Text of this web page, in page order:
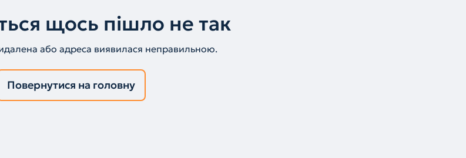
щось пішло не так
або адреса виявилася неправильною.
Повернутися на головну